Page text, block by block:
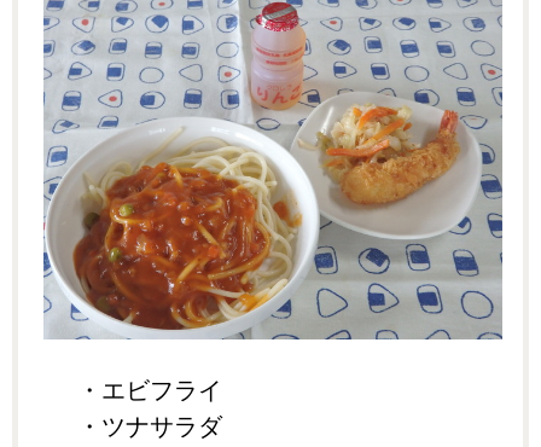
・エビフライ
・ツナサラダ